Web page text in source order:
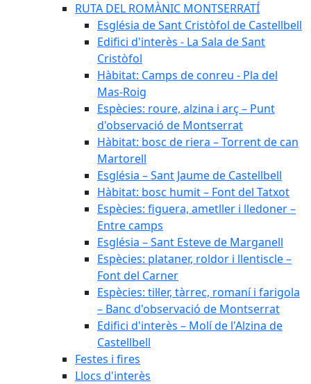
RUTA DEL ROMÀNIC MONTSERRATÍ
Església de Sant Cristòfol de Castellbell
Edifici d'interès - La Sala de Sant
Cristòfol
Hàbitat: Camps de conreu - Pla del
Mas-Roig
Espècies: roure, alzina i arç – Punt
d'observació de Montserrat
Hàbitat: bosc de riera – Torrent de can
Martorell
Església – Sant Jaume de Castellbell
Hàbitat: bosc humit – Font del Tatxot
Espècies: figuera, ametller i lledoner –
Entre camps
Església – Sant Esteve de Marganell
Espècies: plataner, roldor i llentiscle –
Font del Carner
Espècies: til·ler, tàrrec, romaní i farigola
– Banc d'observació de Montserrat
Edifici d'interès – Molí de l'Alzina de
Castellbell
Festes i fires
Llocs d'interès